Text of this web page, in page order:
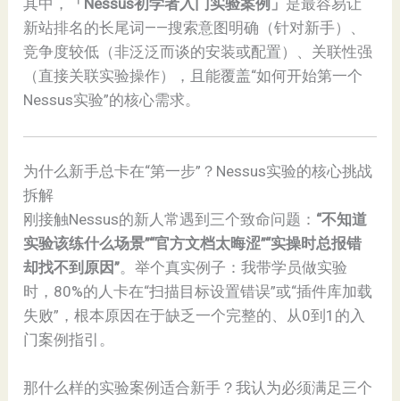
新站排名的长尾词——搜索意图明确（针对新手）、
竞争度较低（非泛泛而谈的安装或配置）、关联性强
（直接关联实验操作），且能覆盖“如何开始第一个
Nessus实验”的核心需求。
为什么新手总卡在“第一步”？Nessus实验的核心挑战
拆解
刚接触Nessus的新人常遇到三个致命问题： “不知道
实验该练什么场景”“官方文档太晦涩”“实操时总报错
却找不到原因”。举个真实例子：我带学员做实验
时，80%的人卡在“扫描目标设置错误”或“插件库加载
失败”，根本原因在于缺乏一个完整的、从0到1的入
门案例指引。
那什么样的实验案例适合新手？我认为必须满足三个